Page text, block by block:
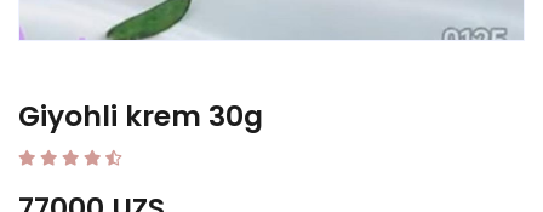
Giyohli krem 30g